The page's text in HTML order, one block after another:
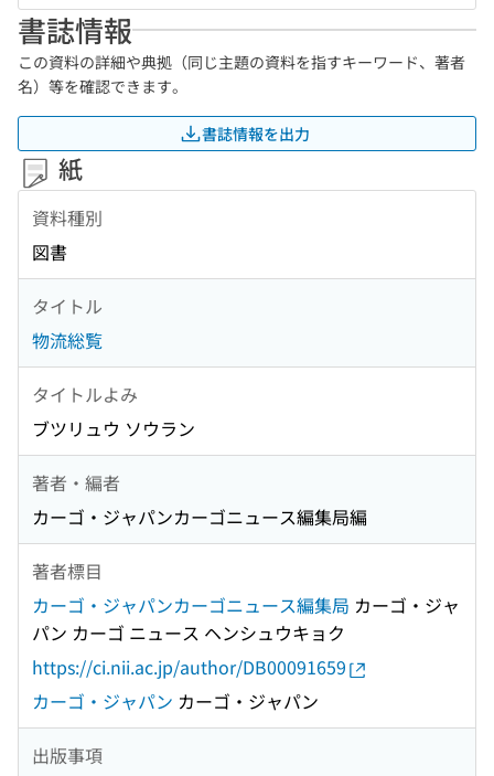
書誌情報
この資料の詳細や典拠（同じ主題の資料を指すキーワード、著者
名）等を確認できます。
書誌情報を出力
紙
資料種別
図書
タイトル
物流総覧
タイトルよみ
ブツリュウ ソウラン
著者・編者
カーゴ・ジャパンカーゴニュース編集局編
著者標目
カーゴ・ジャパンカーゴニュース編集局 カーゴ・ジャ
パン カーゴ ニュース ヘンシュウキョク
https://ci.nii.ac.jp/author/DB00091659
カーゴ・ジャパン カーゴ・ジャパン
出版事項